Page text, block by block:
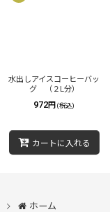
水出しアイスコーヒーバッ
グ （２L分）
972円 (税込)
カートに入れる
ホーム